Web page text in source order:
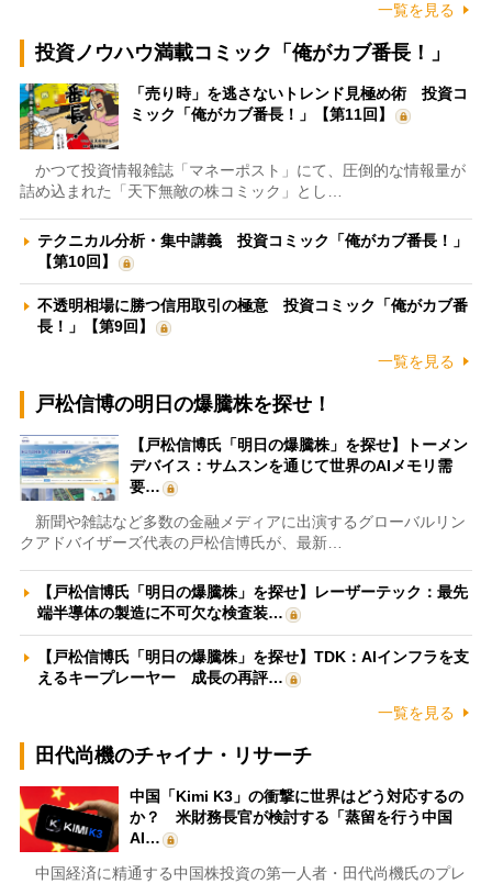
一覧を見る
投資ノウハウ満載コミック「俺がカブ番長！」
「売り時」を逃さないトレンド見極め術 投資コ
ミック「俺がカブ番長！」【第11回】
かつて投資情報雑誌「マネーポスト」にて、圧倒的な情報量が
詰め込まれた「天下無敵の株コミック」とし…
テクニカル分析・集中講義 投資コミック「俺がカブ番長！」
【第10回】
不透明相場に勝つ信用取引の極意 投資コミック「俺がカブ番
長！」【第9回】
一覧を見る
戸松信博の明日の爆騰株を探せ！
【戸松信博氏「明日の爆騰株」を探せ】トーメン
デバイス：サムスンを通じて世界のAIメモリ需
要…
新聞や雑誌など多数の金融メディアに出演するグローバルリン
クアドバイザーズ代表の戸松信博氏が、最新…
【戸松信博氏「明日の爆騰株」を探せ】レーザーテック：最先
端半導体の製造に不可欠な検査装…
【戸松信博氏「明日の爆騰株」を探せ】TDK：AIインフラを支
えるキープレーヤー 成長の再評…
一覧を見る
田代尚機のチャイナ・リサーチ
中国「Kimi K3」の衝撃に世界はどう対応するの
か？ 米財務長官が検討する「蒸留を行う中国
AI…
中国経済に精通する中国株投資の第一人者・田代尚機氏のプレ